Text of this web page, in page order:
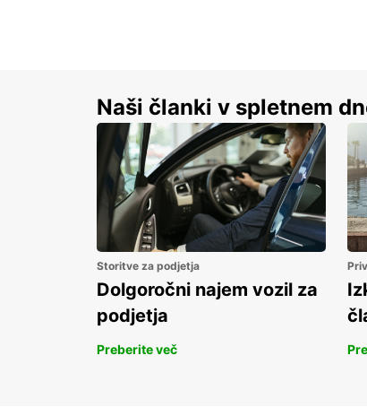
Naši članki v spletnem
Storitve za podjetja
Dolgoročni najem vozil za
podjetja
Preberite več